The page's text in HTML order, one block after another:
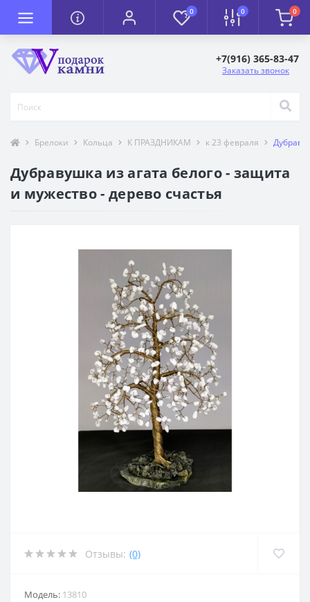
0 0 0
+7(916) 365-83-47
Заказать звонок
Брелоки Кольца К ПРАЗДНИКАМ к 23 февраля
Дубравушка из агата белого - защита
и мужество - дерево счастья
Отзывы: (0)
Модель: 13810